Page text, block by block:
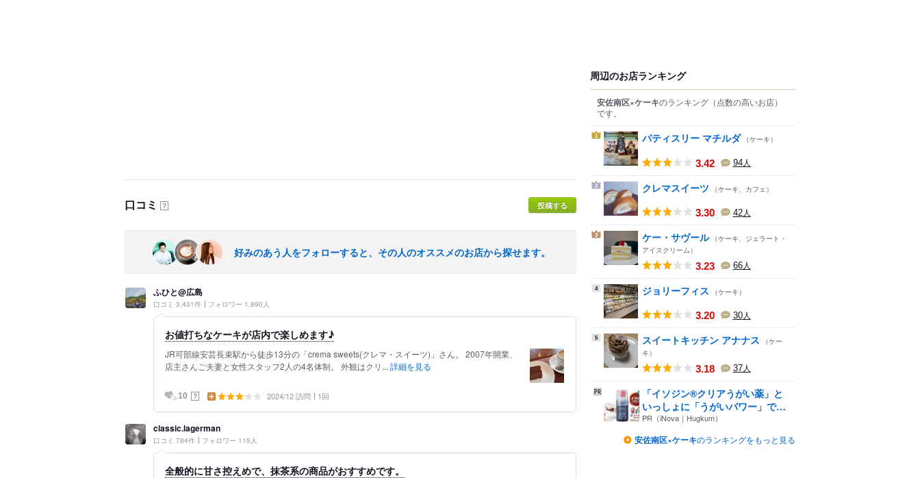
口コミ ？ 投稿する
好みのあう人をフォローすると、その人のオススメのお店から探せます。
ふひと@広島
口コミ 3,431件 フォロワー 1,890人
お値打ちなケーキが店内で楽しめます♪
JR可部線安芸長束駅から徒歩13分の「crema sweets(クレマ・スイーツ)」さん。 2007年開業、
店主さんご夫妻と女性スタッフ2人の4名体制。 外観はクリ... 詳細を見る
10 ？ 2024/12 訪問 1回
classic.lagerman
口コミ 784件 フォロワー 115人
全般的に甘さ控えめで、抹茶系の商品がおすすめです。
周辺のお店ランキング
安佐南区×ケーキのランキング （点数の高いお店）
です。
1 パティスリー マチルダ （ケーキ）
3.42 94人
2 クレマスイーツ （ケーキ、カフェ）
3.30 42人
3 ケー・サヴール （ケーキ、ジェラート・
アイスクリーム）
3.23 66人
4 ジョリーフィス （ケーキ）
3.20 30人
5 スイートキッチン アナナス
（ケー
キ）
3.18 37人
「イソジン®クリアうがい薬」と
いっしょに「うがいパワー」で
一...
PR（iNova｜Hugkum）
安佐南区×ケーキのランキングをもっと見る